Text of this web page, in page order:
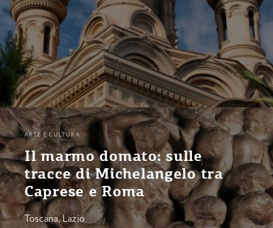
ARTE E CULTURA
Il marmo domato: sulle
tracce di Michelangelo tra
Caprese e Roma
Toscana, Lazio